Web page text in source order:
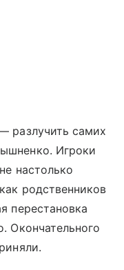
разлучить самих
Игроки
настолько
родственников
перестановка
Окончательного